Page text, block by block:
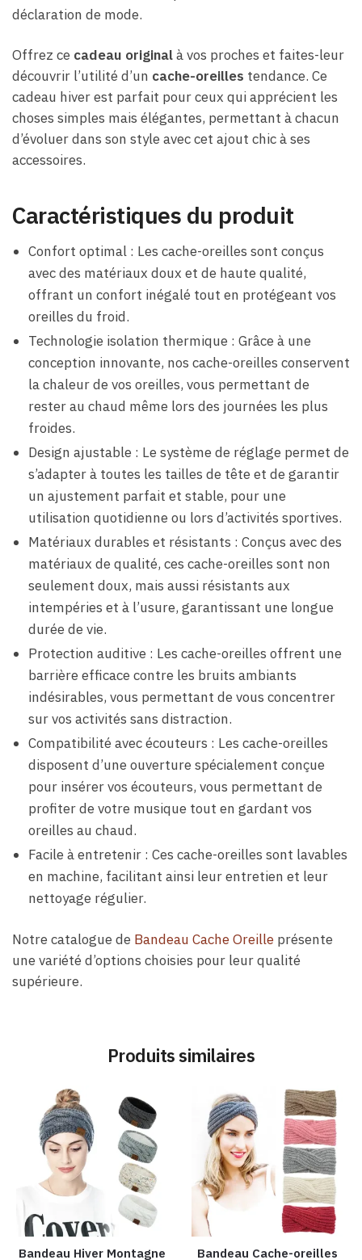
déclaration de mode.
Offrez ce cadeau originalà vos proches et faites-leur
découvrir l’utilité d’un cache-oreilles tendance. Ce
cadeau hiver est parfait pour ceux qui apprécient les
choses simples mais élégantes, permettant à chacun
d’évoluer dans son style avec cet ajout chic à ses
accessoires.
Caractéristiques du produit
Confort optimal : Les cache-oreilles sont conçus
avec des matériaux doux et de haute qualité,
offrant un confort inégalé tout en protégeant vos
oreilles du froid.
Technologie isolation thermique : Grâce à une
conception innovante, nos cache-oreilles conservent
la chaleur de vos oreilles, vous permettant de
rester au chaud même lors des journées les plus
froides.
Design ajustable : Le système de réglage permet de
s’adapter à toutes les tailles de tête et de garantir
un ajustement parfait et stable, pour une
utilisation quotidienne ou lors d’activités sportives.
Matériaux durables et résistants : Conçus avec des
matériaux de qualité, ces cache-oreilles sont non
seulement doux, mais aussi résistants aux
intempéries et à l’usure, garantissant une longue
durée de vie.
Protection auditive : Les cache-oreilles offrent une
barrière efficace contre les bruits ambiants
indésirables, vous permettant de vous concentrer
sur vos activités sans distraction.
Compatibilité avec écouteurs : Les cache-oreilles
disposent d’une ouverture spécialement conçue
pour insérer vos écouteurs, vous permettant de
profiter de votre musique tout en gardant vos
oreilles au chaud.
Facile à entretenir : Ces cache-oreilles sont lavables
en machine, facilitant ainsi leur entretien et leur
nettoyage régulier.
Notre catalogue de Bandeau Cache Oreille présente
une variété d’options choisies pour leur qualité
supérieure.
Produits similaires
Bandeau Hiver Montagne
Bandeau Cache-oreilles